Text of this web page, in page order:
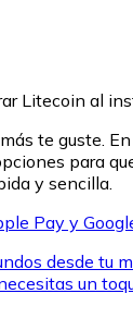
Litecoin al
te guste.
para
y sencilla.
Pay y
desde tu
un